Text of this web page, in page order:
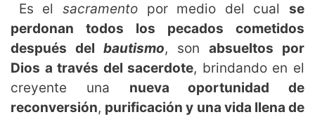
Es el sacramentopor medio del cual se
perdonan todos los pecados cometidos
después del bautismo, son absueltos por
Dios a través del sacerdote, brindando en el
creyente una nueva oportunidad de
reconversión, purificación y una vida llena de